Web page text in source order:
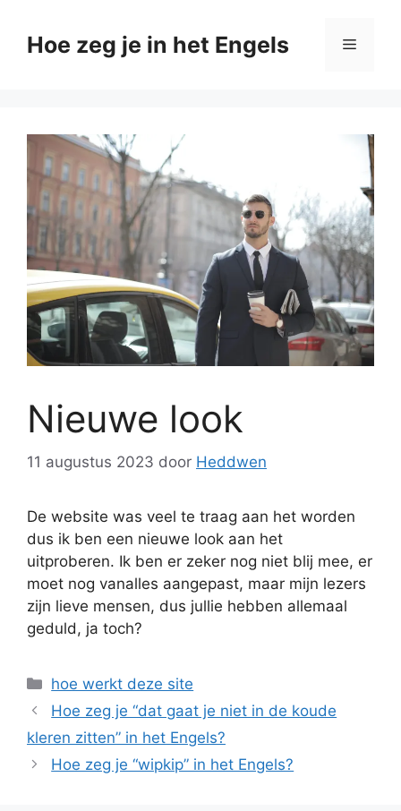
naarHoe zeg je in het Engels Menu
Nieuwe look
11 augustus 2023 door Heddwen
De website was veel te traag aan het worden
dus ik ben een nieuwe look aan het
uitproberen. Ik ben er zeker nog niet blij mee, er
moet nog vanalles aangepast, maar mijn lezers
zijn lieve mensen, dus jullie hebben allemaal
geduld, ja toch?
Categorieën
hoe werkt deze site
Hoe zeg je “dat gaat je niet in de koude
kleren zitten” in het Engels?
Hoe zeg je “wipkip” in het Engels?